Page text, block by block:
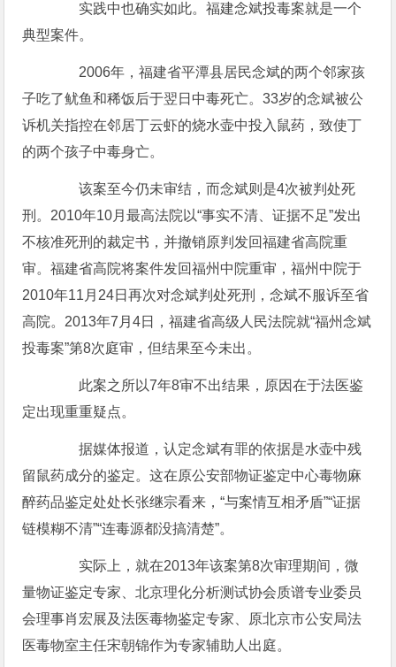
实践中也确实如此。福建念斌投毒案就是一个
典型案件。
2006年，福建省平潭县居民念斌的两个邻家孩
子吃了鱿鱼和稀饭后于翌日中毒死亡。33岁的念斌被公
诉机关指控在邻居丁云虾的烧水壶中投入鼠药，致使丁
的两个孩子中毒身亡。
该案至今仍未审结，而念斌则是4次被判处死
刑。2010年10月最高法院以“事实不清、证据不足”发出
不核准死刑的裁定书，并撤销原判发回福建省高院重
审。福建省高院将案件发回福州中院重审，福州中院于
2010年11月24日再次对念斌判处死刑，念斌不服诉至省
高院。2013年7月4日，福建省高级人民法院就“福州念斌
投毒案”第8次庭审，但结果至今未出。
此案之所以7年8审不出结果，原因在于法医鉴
定出现重重疑点。
据媒体报道，认定念斌有罪的依据是水壶中残
留鼠药成分的鉴定。这在原公安部物证鉴定中心毒物麻
醉药品鉴定处处长张继宗看来，“与案情互相矛盾”“证据
链模糊不清”“连毒源都没搞清楚”。
实际上，就在2013年该案第8次审理期间，微
量物证鉴定专家、北京理化分析测试协会质谱专业委员
会理事肖宏展及法医毒物鉴定专家、原北京市公安局法
医毒物室主任宋朝锦作为专家辅助人出庭。